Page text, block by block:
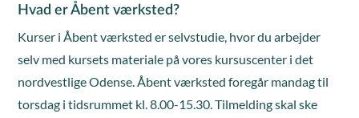
Hvad er Åbent værksted?
Kurser i Åbent værksted er selvstudie, hvor du arbejder
selv med kursets materiale på vores kursuscenter i det
nordvestlige Odense. Åbent værksted foregår mandag til
torsdag i tidsrummet kl. 8.00-15.30. Tilmelding skal ske